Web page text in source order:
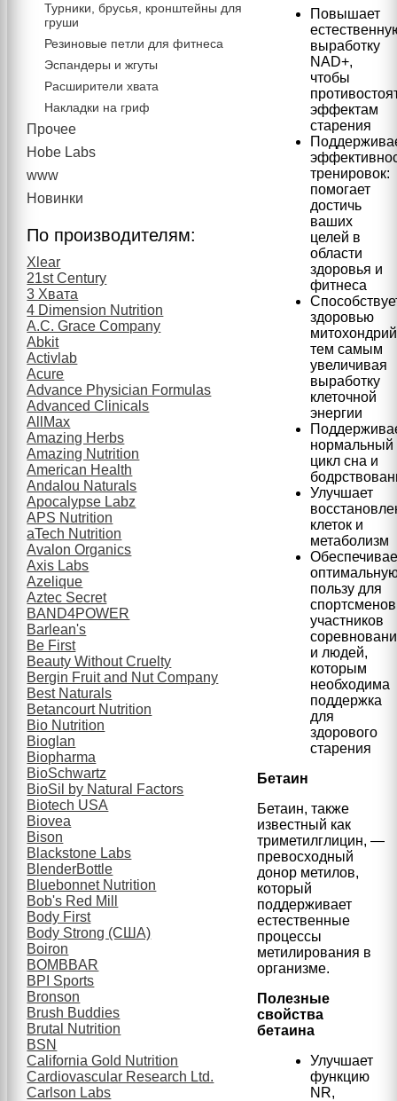
Повышает
выработку
NAD+,
чтобы
эффектам
старения
тренировок:
помогает
достичь
ваших
целей в
области
здоровья и
фитнеса
здоровью
тем самым
увеличивая
выработку
клеточной
энергии
нормальный
цикл сна и
Улучшает
клеток и
метаболизм
пользу для
участников
и людей,
которым
необходима
поддержка
для
здорового
старения
Бетаин
Бетаин, также
известный как
триметилглицин, —
превосходный
донор метилов,
который
поддерживает
естественные
процессы
метилирования в
организме.
Полезные
свойства
бетаина
Улучшает
функцию
NR,
Турники, брусья, кронштейны для
груши
Резиновые петли для фитнеса
Эспандеры и жгуты
Расширители хвата
Накладки на гриф
Прочее
Hobe Labs
www
Новинки
По производителям:
Xlear
21st Century
3 Хвата
4 Dimension Nutrition
A.C. Grace Company
Abkit
Activlab
Acure
Advance Physician Formulas
Advanced Clinicals
AllMax
Amazing Herbs
Amazing Nutrition
American Health
Andalou Naturals
Apocalypse Labz
APS Nutrition
aTech Nutrition
Avalon Organics
Axis Labs
Azelique
Aztec Secret
BAND4POWER
Barlean's
Be First
Beauty Without Cruelty
Bergin Fruit and Nut Company
Best Naturals
Betancourt Nutrition
Bio Nutrition
Bioglan
Biopharma
BioSchwartz
BioSil by Natural Factors
Biotech USA
Biovea
Bison
Blackstone Labs
BlenderBottle
Bluebonnet Nutrition
Bob's Red Mill
Body First
Body Strong (США)
Boiron
BOMBBAR
BPI Sports
Bronson
Brush Buddies
Brutal Nutrition
BSN
California Gold Nutrition
Cardiovascular Research Ltd.
Carlson Labs